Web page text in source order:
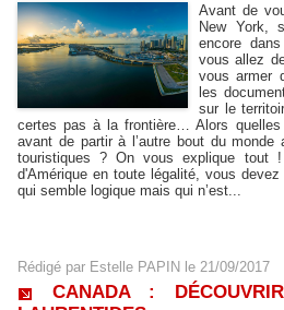
Avant de
New York,
encore
vous allez
vous armer
les
sur le
certes pas à la frontière… Alors
avant de partir à l’autre bout du
touristiques ? On vous explique tout
d'Amérique en toute légalité, vous
qui semble logique mais qui n’est...
Rédigé par Estelle PAPIN le 21/09/2017
CANADA :